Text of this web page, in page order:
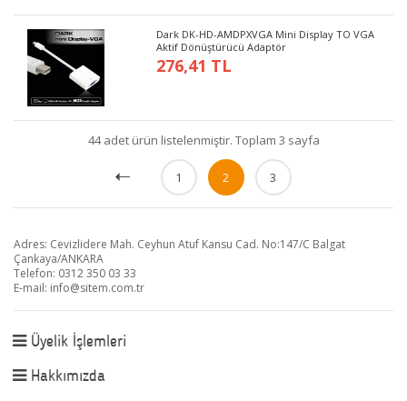
Dark DK-HD-AMDPXVGA Mini Display TO VGA
Aktif Dönüştürücü Adaptör
276,41 TL
44 adet ürün listelenmiştir. Toplam 3 sayfa
1 2 3
Adres: Cevizlidere Mah. Ceyhun Atuf Kansu Cad. No:147/C Balgat
Çankaya/ANKARA
Telefon: 0312 350 03 33
E-mail: info@sitem.com.tr
Üyelik İşlemleri
Hakkımızda